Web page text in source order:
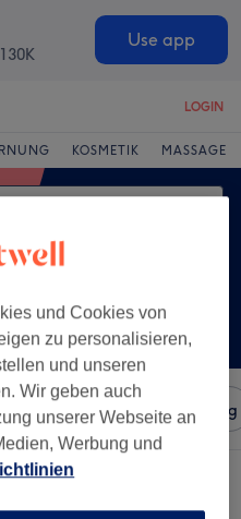
130K
Use app
LOGIN
KOSMETIK MASSAGE
Expressangebote Bewertung
in Alt-Mariendorf, Berlin
und Cookies von
zu personalisieren,
und unseren
Wir geben auch
unserer Webseite an
Werbung und